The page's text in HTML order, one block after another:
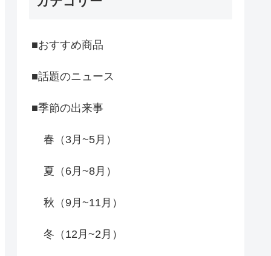
■おすすめ商品
■話題のニュース
■季節の出来事
春（3月~5月）
夏（6月~8月）
秋（9月~11月）
冬（12月~2月）